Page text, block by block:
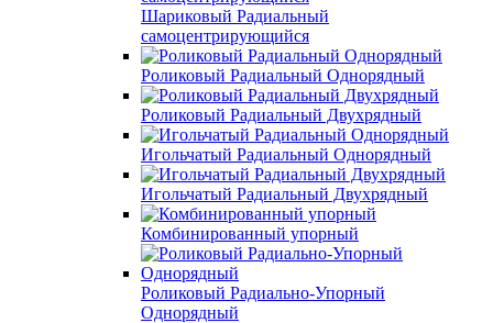
Шариковый Радиальный
самоцентрирующийся
Роликовый Радиальный Однорядный
Роликовый Радиальный Двухрядный
Игольчатый Радиальный Однорядный
Игольчатый Радиальный Двухрядный
Комбинированный упорный
Роликовый Радиально-Упорный
Однорядный